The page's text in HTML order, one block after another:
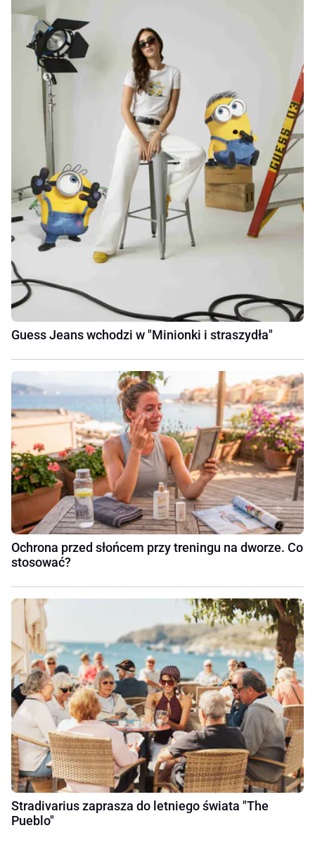
Guess Jeans wchodzi w "Minionki i straszydła"
Ochrona przed słońcem przy treningu na dworze. Co
stosować?
Stradivarius zaprasza do letniego świata "The
Pueblo"